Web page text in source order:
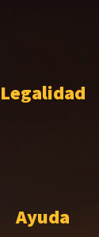
Legalidad
Ayuda